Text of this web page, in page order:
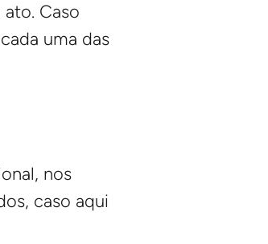
Caso
uma das
nos
caso aqui